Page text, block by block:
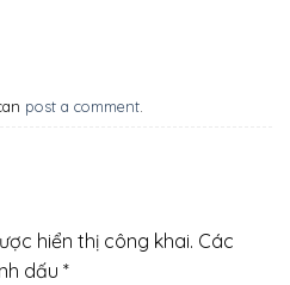
post a comment
hiển thị công khai. Các
dấu *